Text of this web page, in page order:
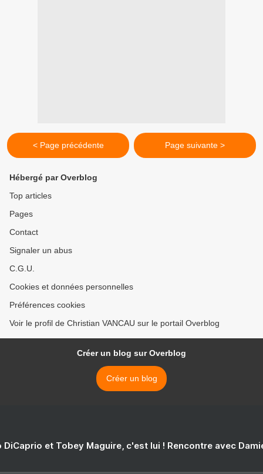
< Page précédente Page suivante >
Hébergé par Overblog
Top articles
Pages
Contact
Signaler un abus
C.G.U.
Cookies et données personnelles
Préférences cookies
Voir le profil de Christian VANCAU sur le portail Overblog
Créer un blog sur Overblog
Créer un blog
DiCaprio et Tobey Maguire, c'est lui ! Rencontre avec